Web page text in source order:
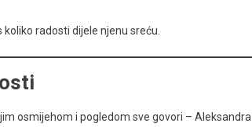
radosti dijele njenu sreću.
osmijehom i pogledom sve govori – Aleksandra